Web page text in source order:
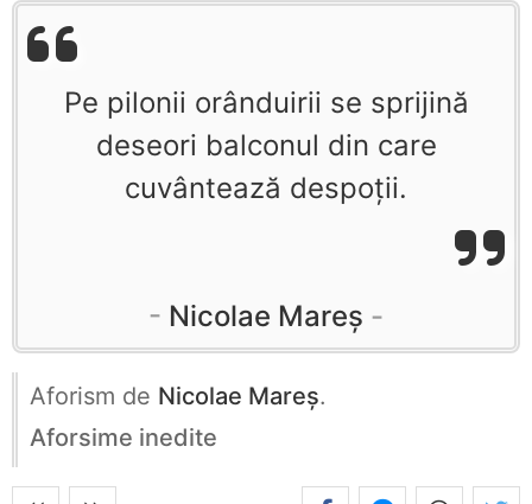
Pe pilonii orânduirii se sprijină
deseori balconul din care
cuvântează despoţii.
Nicolae Mareș
Aforism de Nicolae Mareș.
Aforsime inedite